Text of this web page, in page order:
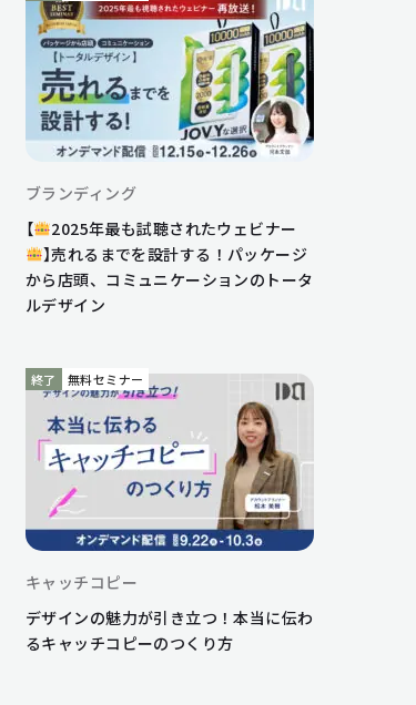
ブランディング
【
2025年最も試聴されたウェビナー
】売れるまでを設計する！パッケージ
から店頭、コミュニケーションのトータ
ルデザイン
終了 無料セミナー
キャッチコピー
デザインの魅力が引き立つ！本当に伝わ
るキャッチコピーのつくり方